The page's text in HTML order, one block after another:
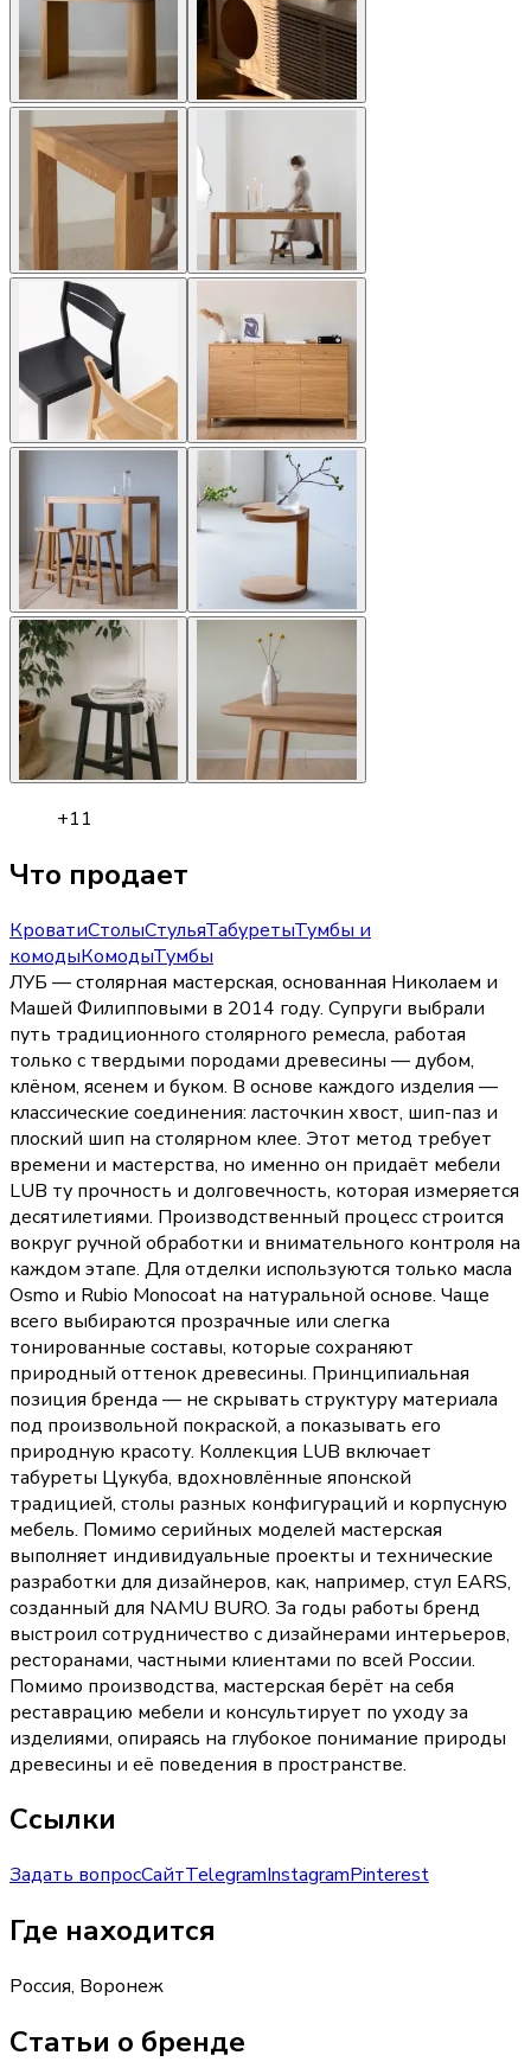
+11
Что продает
КроватиСтолыСтульяТабуретыТумбы и
комодыКомодыТумбы
ЛУБ — столярная мастерская, основанная Николаем и
Машей Филипповыми в 2014 году. Супруги выбрали
путь традиционного столярного ремесла, работая
только с твердыми породами древесины — дубом,
клёном, ясенем и буком. В основе каждого изделия —
классические соединения: ласточкин хвост, шип-паз и
плоский шип на столярном клее. Этот метод требует
времени и мастерства, но именно он придаёт мебели
LUB ту прочность и долговечность, которая измеряется
десятилетиями. Производственный процесс строится
вокруг ручной обработки и внимательного контроля на
каждом этапе. Для отделки используются только масла
Osmo и Rubio Monocoat на натуральной основе. Чаще
всего выбираются прозрачные или слегка
тонированные составы, которые сохраняют
природный оттенок древесины. Принципиальная
позиция бренда — не скрывать структуру материала
под произвольной покраской, а показывать его
природную красоту. Коллекция LUB включает
табуреты Цукуба, вдохновлённые японской
традицией, столы разных конфигураций и корпусную
мебель. Помимо серийных моделей мастерская
выполняет индивидуальные проекты и технические
разработки для дизайнеров, как, например, стул EARS,
созданный для NAMU BURO. За годы работы бренд
выстроил сотрудничество с дизайнерами интерьеров,
ресторанами, частными клиентами по всей России.
Помимо производства, мастерская берёт на себя
реставрацию мебели и консультирует по уходу за
изделиями, опираясь на глубокое понимание природы
древесины и её поведения в пространстве.
Ссылки
Задать вопросСайтTelegramInstagramPinterest
Где находится
Россия, Воронеж
Статьи о бренде